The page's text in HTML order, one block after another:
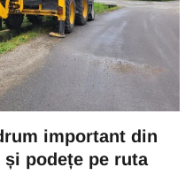
important din
podețe pe ruta